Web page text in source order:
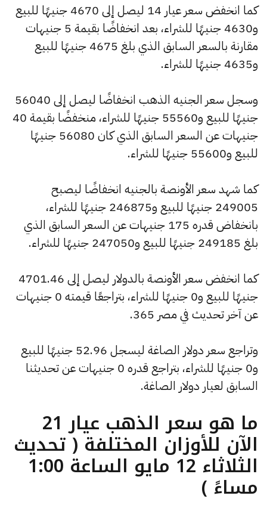
كما انخفض سعر عيار 14 ليصل إلى 4670 جنيهًا للبيع
و4630 جنيهًا للشراء، بعد انخفاضًا بقيمة 5 جنيهات
مقارنة بالسعر السابق الذي بلغ 4675 جنيهًا للبيع
و4635 جنيهًا للشراء.
وسجل سعر الجنيه الذهب انخفاضًا ليصل إلى 56040
جنيهًا للبيع و55560 جنيهًا للشراء، منخفضًا بقيمة 40
جنيهات عن السعر السابق الذي كان 56080 جنيهًا
للبيع و55600 جنيهًا للشراء.
كما شهد سعر الأونصة بالجنيه انخفاضًا ليصبح
249005 جنيهًا للبيع و246875 جنيهًا للشراء،
بانخفاض قدره 175 جنيهات عن السعر السابق الذي
بلغ 249185 جنيهًا للبيع و247050 جنيهًا للشراء.
كما انخفض سعر الأونصة بالدولار ليصل إلى 4701.46
جنيهًا للبيع و0 جنيهًا للشراء، بتراجعًا قيمته 0 جنيهات
عن آخر تحديث في مصر 365.
وتراجع سعر دولار الصاغة ليسجل 52.96 جنيهًا للبيع
و0 جنيهًا للشراء، بتراجع قدره 0 جنيهات عن تحديثنا
السابق لعيار دولار الصاغة.
ما هو سعر الذهب عيار 21
الآن للأوزان المختلفة ( تحديث
الثلاثاء 12 مايو الساعة 1:00
مساءً )